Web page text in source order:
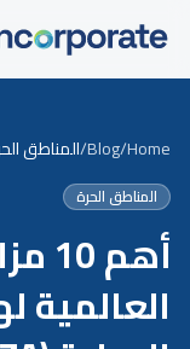
Home
/
Blog
/المناطق
المناطق الحرة
العالمية